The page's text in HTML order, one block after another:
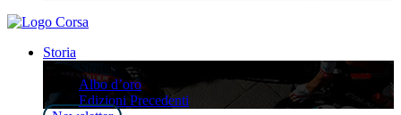
Storia
Storia
Albo d’oro
Edizioni Precedenti